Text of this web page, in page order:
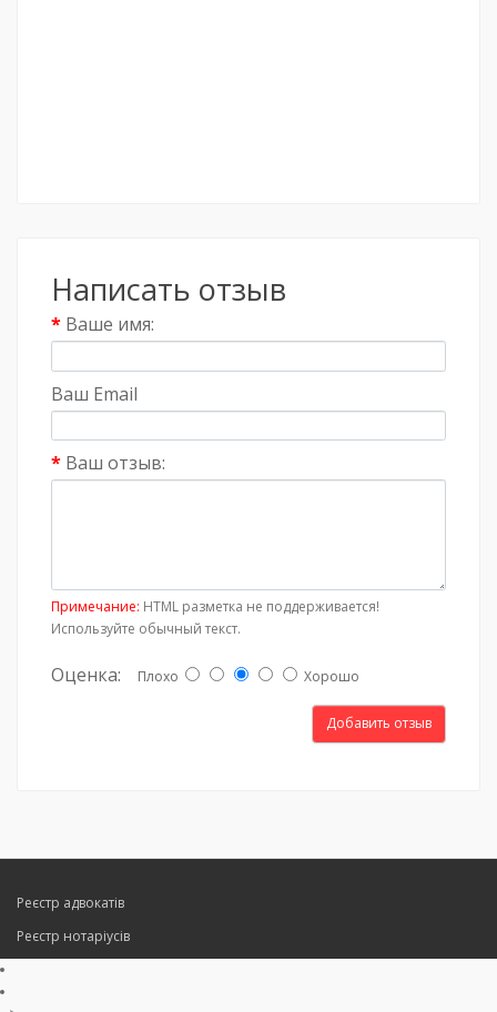
Написать отзыв
Ваше имя:
Ваш Email
Ваш отзыв:
Примечание: HTML разметка не поддерживается!
Используйте обычный текст.
Оценка: Плохо Хорошо
Добавить отзыв
Реєстр адвокатів
Реєстр нотаріусів